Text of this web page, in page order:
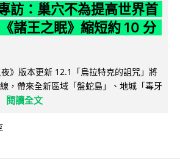
訪：巢穴不為提高世界首
諸王之眠》縮短約 10 分
夜》版本更新 12.1「烏拉特克的詛咒」將
，帶來全新區域「盤蛇島」、地城「毒牙
閱讀全文